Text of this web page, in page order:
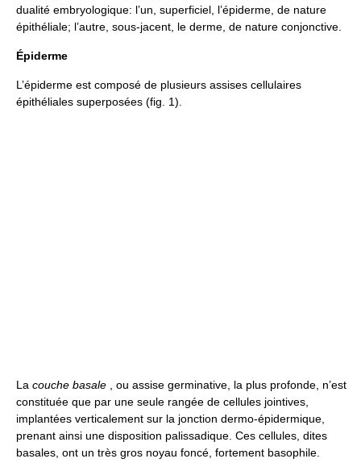
dualité embryologique: l’un, superficiel, l’épiderme, de nature
épithéliale; l’autre, sous-jacent, le derme, de nature conjonctive.
Épiderme
L’épiderme est composé de plusieurs assises cellulaires
épithéliales superposées (fig. 1).
La couche basale , ou assise germinative, la plus profonde, n’est
constituée que par une seule rangée de cellules jointives,
implantées verticalement sur la jonction dermo-épidermique,
prenant ainsi une disposition palissadique. Ces cellules, dites
basales, ont un très gros noyau foncé, fortement basophile.